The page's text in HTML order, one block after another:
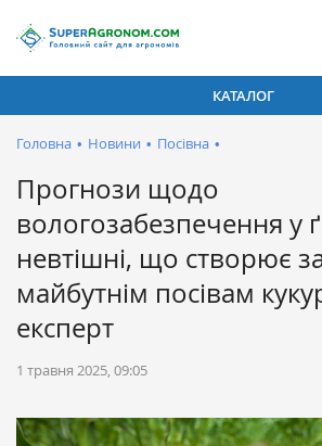
КАТАЛОГ
Головна • Новини • Посівна •
Прогнози щодо
вологозабезпечення у
невтішні, що створює
майбутнім посівам
експерт
1 травня 2025, 09:05